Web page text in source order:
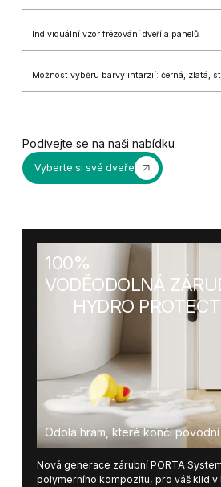
Individuální vzor frézování dveří a panelů
Možnost výběru barvy intarzií: černá, zlatá,
Podívejte se na naši nabídku
Vyberte si své dveře
100%
VODĚODOLNÁ
HYDRO
Odolá hrám, které končí povodní
Nová generace zárubní PORTA
polymerního kompozitu, pro váš klid v